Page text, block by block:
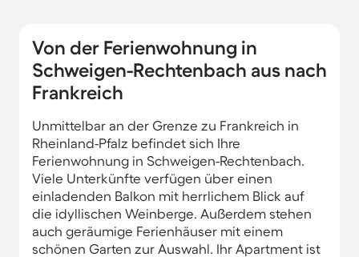
Von der Ferienwohnung in
Schweigen-Rechtenbach aus nach
Frankreich
Unmittelbar an der Grenze zu Frankreich in
Rheinland-Pfalz befindet sich Ihre
Ferienwohnung in Schweigen-Rechtenbach.
Viele Unterkünfte verfügen über einen
einladenden Balkon mit herrlichem Blick auf
die idyllischen Weinberge. Außerdem stehen
auch geräumige Ferienhäuser mit einem
schönen Garten zur Auswahl. Ihr Apartment ist